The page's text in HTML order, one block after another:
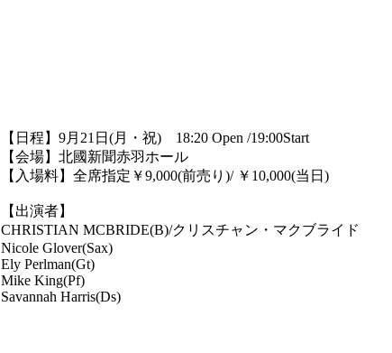
【日程】9月21日(月・祝) 18:20 Open /19:00Start
【会場】北國新聞赤羽ホール
【入場料】全席指定￥9,000(前売り)/ ￥10,000(当日)
【出演者】
CHRISTIAN MCBRIDE(B)/クリスチャン・マクブライド
Nicole Glover(Sax)
Ely Perlman(Gt)
Mike King(Pf)
Savannah Harris(Ds)